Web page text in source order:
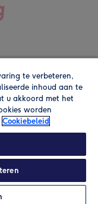
Lees de
te verbeteren,
inhoud aan te
u akkoord met het
worden
Cookiebeleid